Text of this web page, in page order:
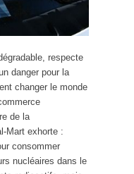
respecte
danger pour la
changer le monde
de la
Mart exhorte :
consommer
nucléaires dans le